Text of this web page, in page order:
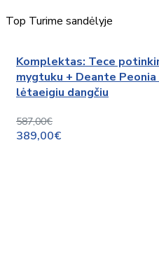
Top Turime sandėlyje
Komplektas: Tece
mygtuku + Deante
lėtaeigiu dangčiu
587,00€
389,00€